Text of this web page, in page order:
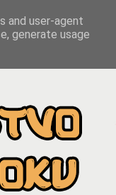
and user-agent
generate usage